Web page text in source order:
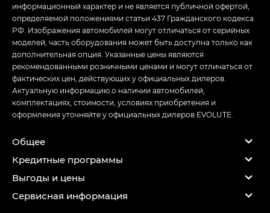
информационный характер и не является публичной офертой,
определяемой положениями статьи 437 Гражданского кодекса
РФ. Изображения автомобилей могут отличаться от серийных
моделей, часть оборудования может быть доступна только как
дополнительная опция. Указанные цены являются
рекомендованными розничными ценами и могут отличаться от
фактических цен, действующих у официальных дилеров.
Актуальную информацию о наличии автомобилей,
комплектациях, стоимости, условиях приобретения и
оформления уточняйте у официальных дилеров EVOLUTE.
Общее
Кредитные программы
Выгоды и цены
Сервисная информация